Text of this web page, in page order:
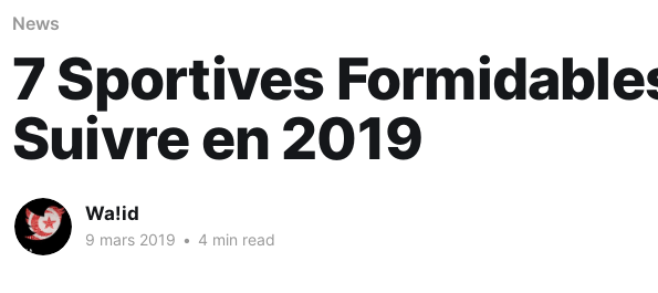
News
7 Sportives
Suivre en 2019
Wa!id
9 mars 2019 • 4 min read